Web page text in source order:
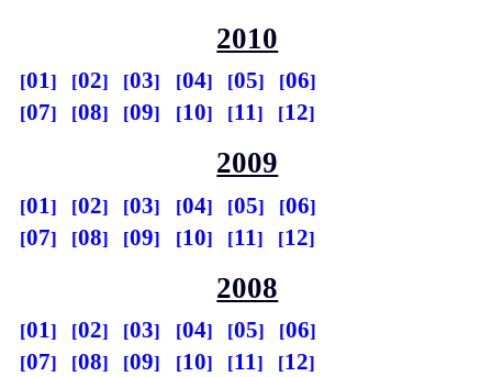
2010
01 02 03 04 05
06
07
08 09 10 11 12
2009
01 02 03 04 05
06
07
08 09 10 11 12
2008
01 02 03 04 05
06
07
08 09 10 11 12